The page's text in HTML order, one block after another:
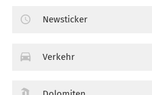
Newsticker
Verkehr